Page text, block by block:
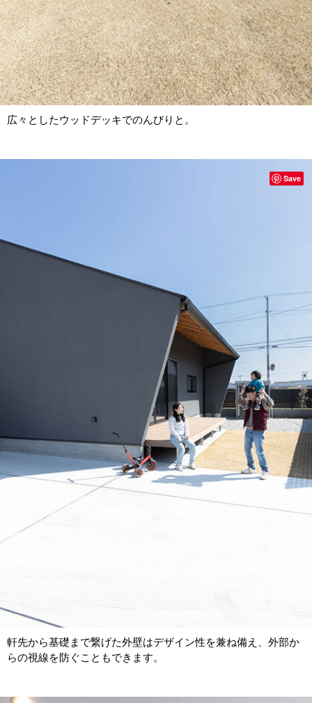
広々としたウッドデッキでのんびりと。
軒先から基礎まで繋げた外壁はデザイン性を兼ね備え、外部か
らの視線を防ぐこともできます。
Save